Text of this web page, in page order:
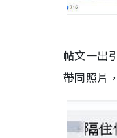
帖文一出
帶同照片